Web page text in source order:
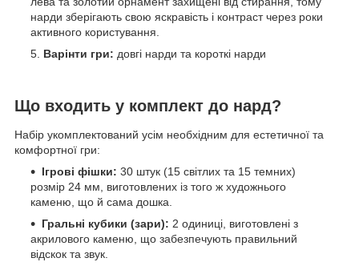
нарди зберігають свою яскравість і контраст через роки
активного користування.
Варінти гри: довгі нарди та короткі нарди
Що входить у комплект до нард?
Набір укомплектований усім необхідним для естетичної та
комфортної гри:
Ігрові фішки: 30 штук (15 світлих та 15 темних)
розмір 24 мм, виготовлених із того ж художнього
каменю, що й сама дошка.
Гральні кубики (зари): 2 одиниці, виготовлені з
акрилового каменю, що забезпечують правильний
відскок та звук.